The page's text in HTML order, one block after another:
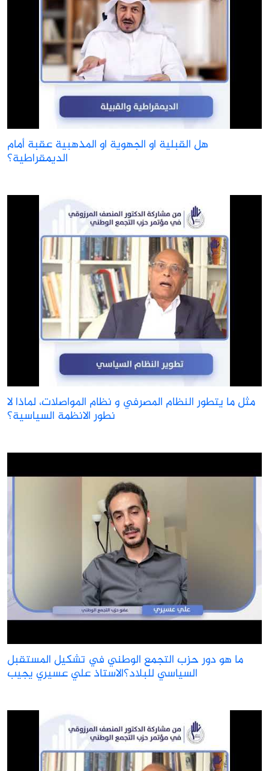
هل القبلية او الجهوية او المذهبية عقبة أمام
الديمقراطية؟
مثل ما يتطور النظام المصرفي و نظام المواصلات، لماذا لا
نطور الانظمة السياسية؟
ما هو دور حزب التجمع الوطني في تشكيل المستقبل
السياسي للبلاد؟الاستاذ علي عسيري يجيب